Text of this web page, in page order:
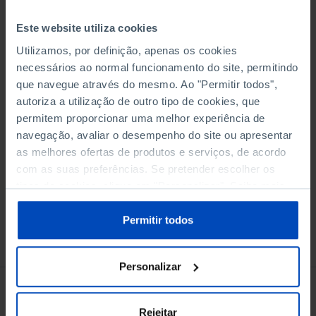
Este website utiliza cookies
Utilizamos, por definição, apenas os cookies
necessários ao normal funcionamento do site, permitindo
que navegue através do mesmo. Ao "Permitir todos",
autoriza a utilização de outro tipo de cookies, que
permitem proporcionar uma melhor experiência de
navegação, avaliar o desempenho do site ou apresentar
as melhores ofertas de produtos e serviços, de acordo
com as suas preferências. Se pretender escolher os
tipos de cookies, clique em "Personalizar". Saiba mais
sobre cookies através da gestão de preferências ou da
Política de Cookies.
Permitir todos
Personalizar
Rejeitar
Adicionar ao cesto
eBook
Conheça também